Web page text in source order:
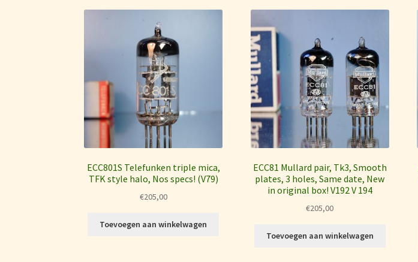
ECC801S Telefunken triple mica,
TFK style halo, Nos specs! (V79)
€205,00
Toevoegen aan winkelwagen
ECC81 Mullard pair, Tk3, Smooth
plates, 3 holes, Same date, New
in original box! V192 V 194
€205,00
Toevoegen aan winkelwagen